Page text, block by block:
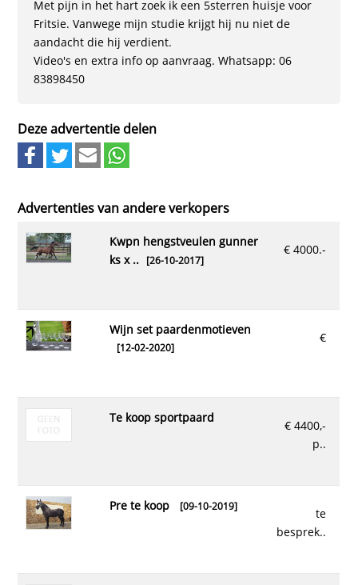
Met pijn in het hart zoek ik een 5sterren huisje voor
Fritsie. Vanwege mijn studie krijgt hij nu niet de
aandacht die hij verdient.
Video's en extra info op aanvraag. Whatsapp: 06
83898450
Deze advertentie delen
Advertenties van andere verkopers
€ 4000.-
kwpn hengstveulen gunner
ks x ..[26-10-2017]
€
wijn set paardenmotieven
[12-02-2020]
€ 4400,-
p..
te koop sportpaard
te
besprek..
pre te koop [09-10-2019]